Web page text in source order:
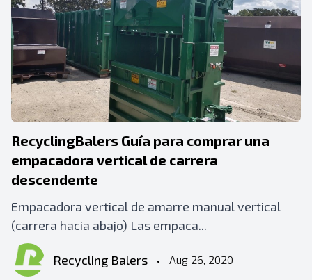
RecyclingBalers Guía para comprar una
empacadora vertical de carrera
descendente
Empacadora vertical de amarre manual vertical
(carrera hacia abajo) Las empaca...
Recycling Balers • Aug 26, 2020